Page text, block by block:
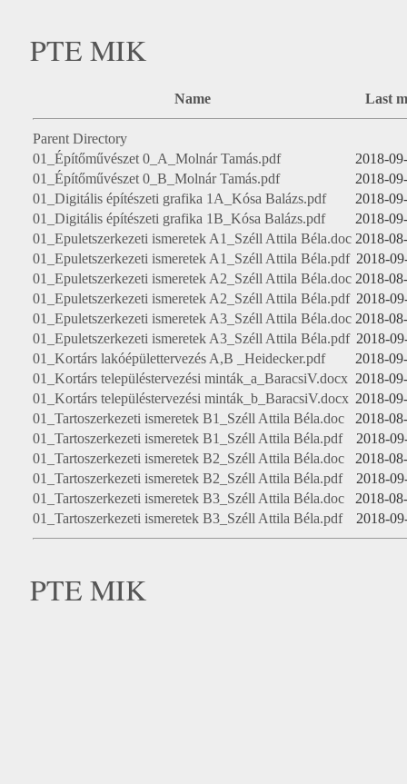
PTE MIK
Name Last
Parent Directory
01_Építőművészet 0_A_Molnár Tamás.pdf
2018-
01_Építőművészet 0_B_Molnár Tamás.pdf
2018-
01_Digitális építészeti grafika 1A_Kósa Balázs.pdf
2018-
01_Digitális építészeti grafika 1B_Kósa Balázs.pdf
2018-
01_Epuletszerkezeti ismeretek A1_Széll Attila Béla.doc 2018-
01_Epuletszerkezeti ismeretek A1_Széll Attila Béla.pdf 2018-
01_Epuletszerkezeti ismeretek A2_Széll Attila Béla.doc 2018-
01_Epuletszerkezeti ismeretek A2_Széll Attila Béla.pdf 2018-
01_Epuletszerkezeti ismeretek A3_Széll Attila Béla.doc 2018-
01_Epuletszerkezeti ismeretek A3_Széll Attila Béla.pdf 2018-
01_Kortárs lakóépülettervezés A,B _Heidecker.pdf
2018-
01_Kortárs településtervezési minták_a_BaracsiV.docx 2018-
01_Kortárs településtervezési minták_b_BaracsiV.docx 2018-
01_Tartoszerkezeti ismeretek B1_Széll Attila Béla.doc
2018-
01_Tartoszerkezeti ismeretek B1_Széll Attila Béla.pdf
2018-
01_Tartoszerkezeti ismeretek B2_Széll Attila Béla.doc
2018-
01_Tartoszerkezeti ismeretek B2_Széll Attila Béla.pdf
2018-
01_Tartoszerkezeti ismeretek B3_Széll Attila Béla.doc
2018-
01_Tartoszerkezeti ismeretek B3_Széll Attila Béla.pdf
2018-
PTE MIK